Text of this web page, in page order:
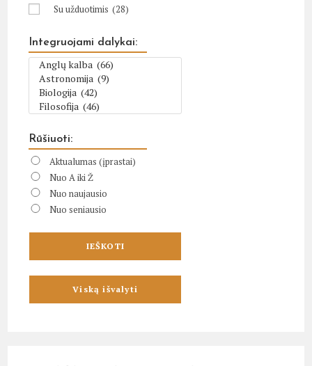
Su užduotimis (28)
Integruojami dalykai:
Rūšiuoti:
Aktualumas (įprastai)
Nuo A iki Ž
Nuo naujausio
Nuo seniausio